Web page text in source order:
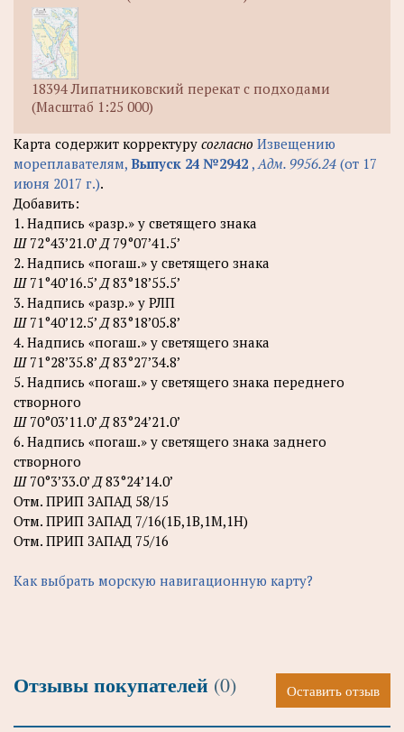
18394 Липатниковский перекат с подходами
(Масштаб 1:25 000)
Карта содержит корректуру согласно Извещению
мореплавателям, Выпуск 24 №2942 ,Адм. 9956.24 (от 17
июня 2017 г.).
Добавить:
1. Надпись «разр.» у светящего знака
Ш72°43’21.0’Д79°07’41.5’
2. Надпись «погаш.» у светящего знака
Ш71°40’16.5’Д83°18’55.5’
3. Надпись «разр.» у РЛП
Ш71°40’12.5’Д83°18’05.8’
4. Надпись «погаш.» у светящего знака
Ш71°28’35.8’Д83°27’34.8’
5. Надпись «погаш.» у светящего знака переднего
створного
Ш70°03’11.0’Д83°24’21.0’
6. Надпись «погаш.» у светящего знака заднего
створного
Ш70°3’33.0’Д83°24’14.0’
Отм. ПРИП ЗАПАД 58/15
Отм. ПРИП ЗАПАД 7/16(1Б,1В,1М,1Н)
Отм. ПРИП ЗАПАД 75/16
Как выбрать морскую навигационную карту?
Отзывы покупателей (0) Оставить отзыв